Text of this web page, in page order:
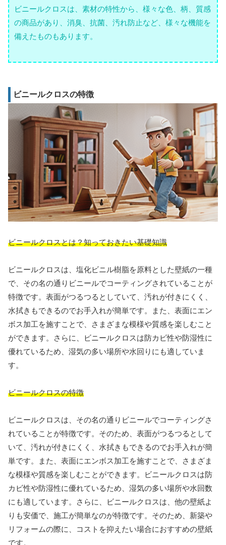
ビニールクロスは、素材の特性から、様々な色、柄、質感
の商品があり、消臭、抗菌、汚れ防止など、様々な機能を
備えたものもあります。
ビニールクロスの特徴
ビニールクロスとは？知っておきたい基礎知識
ビニールクロスは、塩化ビニル樹脂を原料とした壁紙の一種
で、その名の通りビニールでコーティングされていることが
特徴です。表面がつるつるとしていて、汚れが付きにくく、
水拭きもできるのでお手入れが簡単です。また、表面にエン
ボス加工を施すことで、さまざまな模様や質感を楽しむこと
ができます。さらに、ビニールクロスは防カビ性や防湿性に
優れているため、湿気の多い場所や水回りにも適していま
す。
ビニールクロスの特徴
ビニールクロスは、その名の通りビニールでコーティングさ
れていることが特徴です。そのため、表面がつるつるとして
いて、汚れが付きにくく、水拭きもできるのでお手入れが簡
単です。また、表面にエンボス加工を施すことで、さまざま
な模様や質感を楽しむことができます。ビニールクロスは防
カビ性や防湿性に優れているため、湿気の多い場所や水回数
にも適しています。さらに、ビニールクロスは、他の壁紙よ
りも安価で、施工が簡単なのが特徴です。そのため、新築や
リフォームの際に、コストを抑えたい場合におすすめの壁紙
です。